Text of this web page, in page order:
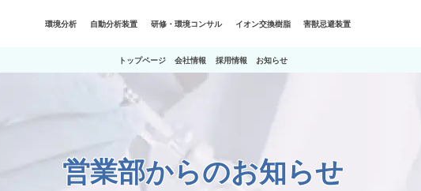
環境分析 自動分析装置 研修・環境コンサル イオン交換樹脂 害獣忌避装置
トップページ 会社情報 採用情報 お知らせ
営業部からのお知らせ